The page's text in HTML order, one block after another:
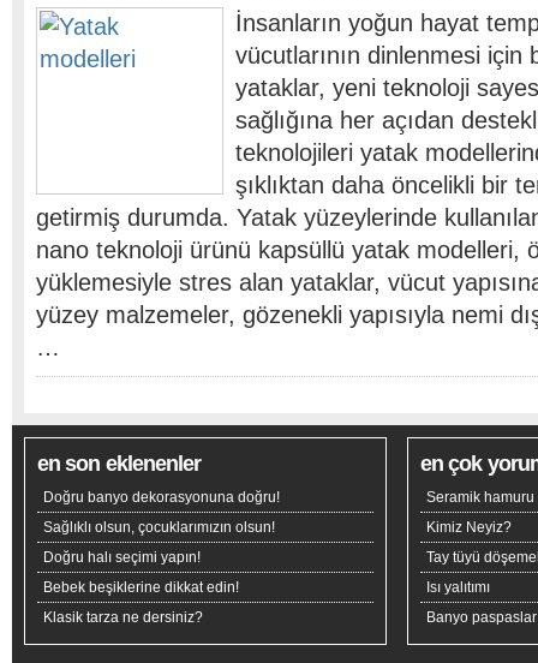
İnsanların yoğun hayat
vücutlarının dinlenmesi için
yataklar, yeni teknoloji
sağlığına her açıdan
teknolojileri yatak
şıklıktan daha öncelikli bir
getirmiş durumda. Yatak yüzeylerinde
nano teknoloji ürünü kapsüllü yatak modelleri,
yüklemesiyle stres alan yataklar, vücut
yüzey malzemeler, gözenekli yapısıyla nemi
…
en son eklenenler
Doğru banyo dekorasyonuna doğru!
Sağlıklı olsun, çocuklarımızın olsun!
Doğru halı seçimi yapın!
Bebek beşiklerine dikkat edin!
Klasik tarza ne dersiniz?
en çok
Seramik hamuru
Kimiz Neyiz?
Tay tüyü
Isı yalıtımı
Banyo